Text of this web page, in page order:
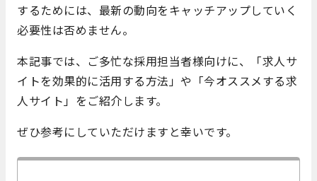
するためには、最新の動向をキャッチアップしていく
必要性は否めません。
本記事では、ご多忙な採用担当者様向けに、「求人サ
イトを効果的に活用する方法」や「今オススメする求
人サイト」をご紹介します。
ぜひ参考にしていただけますと幸いです。